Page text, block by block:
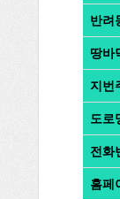
반려
땅바
지번
도로
전화
홈페